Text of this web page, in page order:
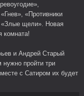
«Противники
«Злые щели». Новая
комната!
и Андрей Старый
пройти три
с Сатиром их будет